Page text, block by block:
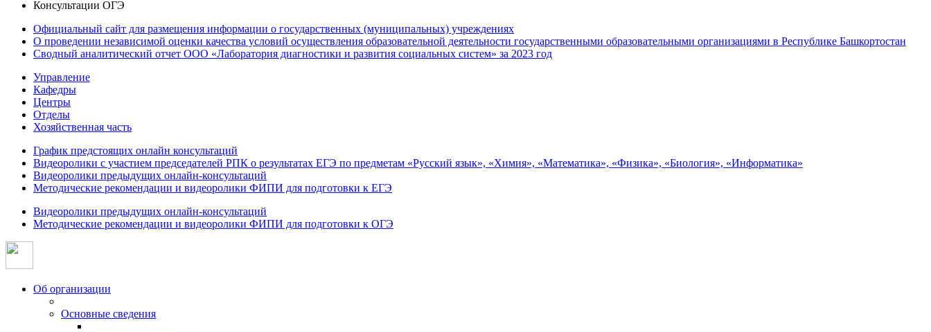
Консультации ОГЭ
Официальный сайт для размещения информации о государственных (муниципальных) учреждениях
О проведении независимой оценки качества условий осуществления образовательной деятельности государственными образовательными организациями в Республике Башкортостан
Сводный аналитический отчет ООО «Лаборатория диагностики и развития социальных систем» за 2023 год
Управление
Кафедры
Центры
Отделы
Хозяйственная часть
График предстоящих онлайн консультаций
Видеоролики с участием председателей РПК о результатах ЕГЭ по предметам «Русский язык», «Химия», «Математика», «Физика», «Биология», «Информатика»
Видеоролики предыдущих онлайн-консультаций
Методические рекомендации и видеоролики ФИПИ для подготовки к ЕГЭ
Видеоролики предыдущих онлайн-консультаций
Методические рекомендации и видеоролики ФИПИ для подготовки к ОГЭ
Об организации
Основные сведения